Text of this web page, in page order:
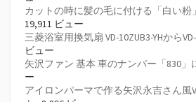
カットの時に髪の毛に付ける「白い粉
19,911 ビュー
三菱浴室用換気扇 VD-10ZUB3-YHから
ビュー
矢沢ファン 基本 車のナンバー「830」
ー
アイロンパーマで作る矢沢永吉さん風